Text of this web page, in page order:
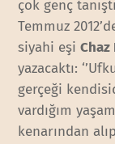
çok genç
Temmuz
siyahi eşi
yazacaktı:
gerçeği
vardığım
kenarından